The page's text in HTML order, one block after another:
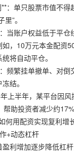
：单只股票市值不
”。
当账户权益低于平仓
，10万元本金配资
将自动平仓。
频繁挂单撤单、对倒
结。
上半年，某平台因
助投资者减少约
何用配资实现复利增
+动态杠杆
利增加逐步降低杠